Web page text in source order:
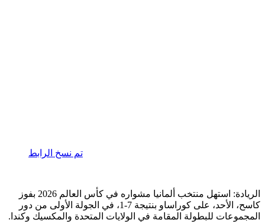
تم نسخ الرابط
الريادة: استهل منتخب ألمانيا مشواره في كأس العالم 2026 بفوز
كاسح، الأحد، على كوراساو بنتيجة 7-1، في الجولة الأولى من دور
المجموعات للبطولة المقامة في الولايات المتحدة والمكسيك وكندا.